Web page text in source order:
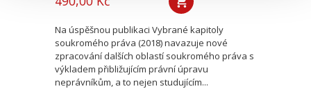
Na úspěšnou publikaci Vybrané kapitoly
soukromého práva (2018) navazuje nové
zpracování dalších oblastí soukromého práva s
výkladem přibližujícím právní úpravu
neprávníkům, a to nejen studujícím...